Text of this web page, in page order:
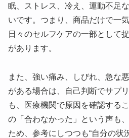
眠、ストレス、冷え、運動不足
いです。つまり、商品だけで一
日々のセルフケアの一部として
があります。
また、強い痛み、しびれ、急な
がある場合は、自己判断でサプ
も、医療機関で原因を確認する
の「合わなかった」という声も
ため、参考にしつつも“自分の状